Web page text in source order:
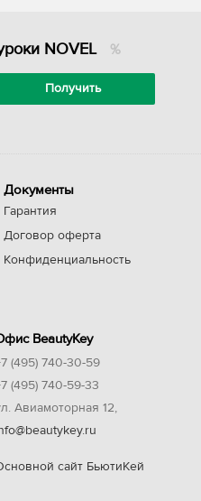
NOVEL
Документы
Гарантия
Договор оферта
Конфиденциальность
BeautyKey
(495) 740-30-59
(495) 740-59-33
Авиамоторная 12,
сайт БьютиКей